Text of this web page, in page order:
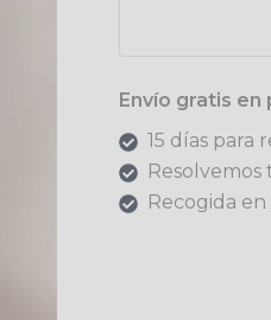
Envío gratis
15 días para
Recogida